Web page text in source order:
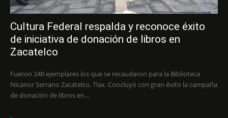
Cultura Federal respalda y reconoce éxito
de iniciativa de donación de libros en
Zacatelco
Fueron 240 ejemplares los que se recaudaron para la Biblioteca
Nicanor Serrano Zacatelco, Tlax. Concluyó con gran éxito la campaña
de donación de libros en...